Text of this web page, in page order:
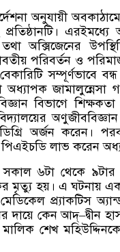
অনুযায়ী
অক্সিজেনের
পরিবর্তন ও
সম্পূর্ণভাবে
অধ্যাপক
বিভাগে
অর্জন করেন।
লাভ করেন
৬টা থেকে ৯টার
মৃত্যু হয়। এ ঘটনায়
মেডিকেল প্র্যাকটিস
দায়ে কেন আদ্–দ্বীন
মালিক শেখ